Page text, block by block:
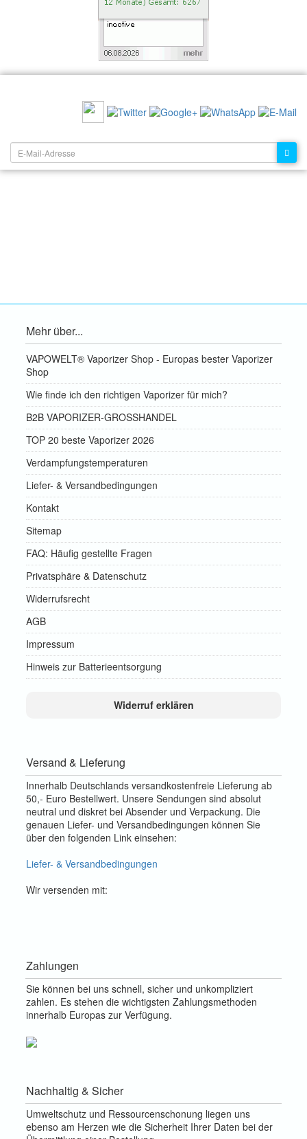
Mehr über...
VAPOWELT® Vaporizer Shop - Europas bester Vaporizer
Shop
Wie finde ich den richtigen Vaporizer für mich?
B2B VAPORIZER-GROSSHANDEL
TOP 20 beste Vaporizer 2026
Verdampfungstemperaturen
Liefer- & Versandbedingungen
Kontakt
Sitemap
FAQ: Häufig gestellte Fragen
Privatsphäre & Datenschutz
Widerrufsrecht
AGB
Impressum
Hinweis zur Batterieentsorgung
Widerruf erklären
Versand & Lieferung
Innerhalb Deutschlands versandkostenfreie Lieferung ab
50,- Euro Bestellwert. Unsere Sendungen sind absolut
neutral und diskret bei Absender und Verpackung. Die
genauen Liefer- und Versandbedingungen können Sie
über den folgenden Link einsehen:
Liefer- & Versandbedingungen
Wir versenden mit:
Zahlungen
Sie können bei uns schnell, sicher und unkompliziert
zahlen. Es stehen die wichtigsten Zahlungsmethoden
innerhalb Europas zur Verfügung.
Nachhaltig & Sicher
Umweltschutz und Ressourcenschonung liegen uns
ebenso am Herzen wie die Sicherheit Ihrer Daten bei der